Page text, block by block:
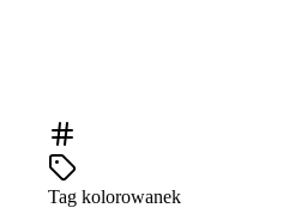
Tag kolorowanek